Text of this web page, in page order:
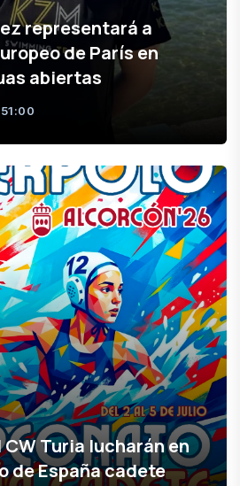
representará a
de París en
abiertas
Turia lucharán en
de España cadete